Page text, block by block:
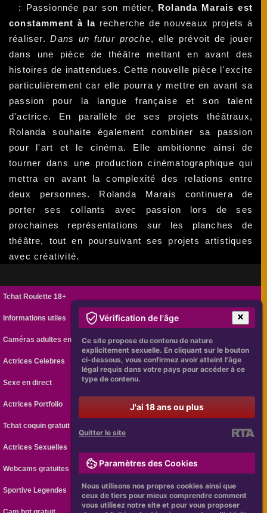
: Passionnée par son métier, Rolanda Marais est
constamment à la recherche de nouveaux projets à
réaliser.Dans un futur proche, elle prévoit de jouer
dans une pièce de théâtre mettant en avant des
histoires de inattendues. Cette nouvelle pièce l'excite
particulièrement car elle pourra y mettre en avant sa
passion pour la langue française et son talent
d'actrice. En parallèle de ses projets théâtraux,
Rolanda souhaite également combiner sa passion
pour l'art et le cinéma. Elle ambitionne ainsi de
tourner dans une production cinématographique qui
mettra en avant la complexité des relations entre
deux personnes. Rolanda Marais continuera de
porter ses collants avec passion lors de ses
prochaines représentations sur les planches de
théâtre, tout en poursuivant ses projets artistiques
avec créativité.
Tchat Roulette 18+
Informations utiles
Caméras adultes en ligne
Actrices Celebres
Sexe en direct
Actrices Portfolio
Tchat coquin gratuit
Actrices Sexuelles
Webcams gratuites
Sportive Legendes
Vérification de l'âge
Ce site propose du contenu de nature
explicitement sexuelle. En cliquant sur le bouton
ci-dessous, vous confirmez avoir atteint l'âge
légal requis dans votre pays pour accéder à ce
type de contenu.
J'ai 18 ans ou plus
Quitter le site
Paramètres des Cookies
Nous utilisons nos propres cookies ainsi que
ceux de tiers pour mieux comprendre comment
vous utilisez notre site et pour vous proposer